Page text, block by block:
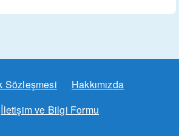
Sözleşmesi
Hakkımızda
İletişim ve Bilgi Formu